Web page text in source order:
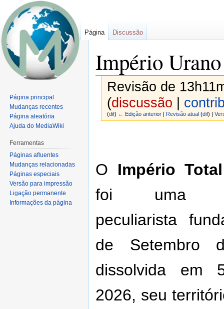
Império Urano
Revisão de
(discussão
(dif) ← Edição anterior Revisão atual (dif) |
O Império
foi uma
peculiarista
de Setembro
dissolvida em
2026, seu
Página Discussão
Página principal
Mudanças recentes
Página aleatória
Ajuda do MediaWiki
Ferramentas
Páginas afluentes
Mudanças relacionadas
Páginas especiais
Versão para impressão
Ligação permanente
Informações da página